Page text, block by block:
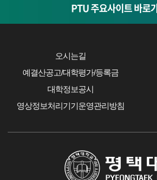
PTU 주요사이트 바로
오시는길
예결산공고/대학평가/등록금
대학정보공시
영상정보처리기기운영관리방침